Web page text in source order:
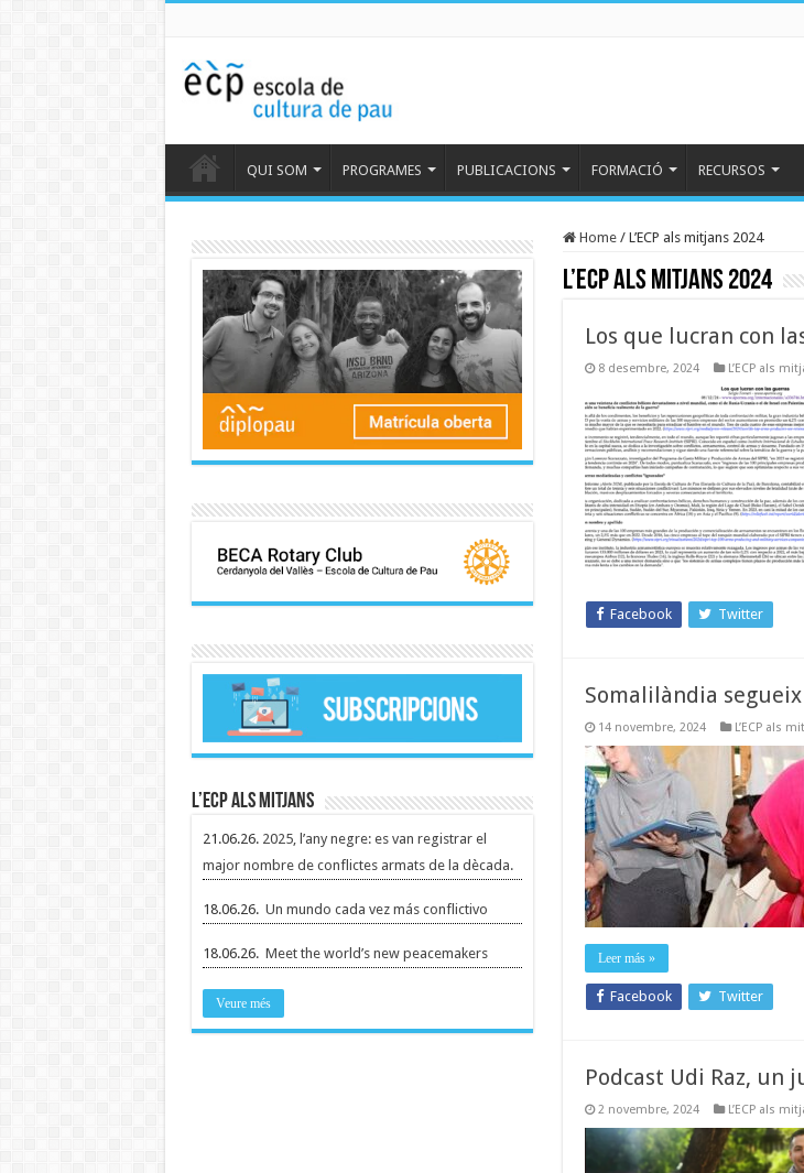
QUI SOM PROGRAMES PUBLICACIONS FORMACIÓ RECURSOS
Home / L’ECP als mitjans 2024
L’ECP als mitjans 2024
Los que lucran con
8 desembre, 2024 L’ECP als
Facebook Twitter
Somalilàndia
14 novembre, 2024 L’ECP als
Leer más »
Facebook Twitter
Podcast Udi Raz, un
2 novembre, 2024 L’ECP als
L’ECP als mitjans
21.06.26. 2025, l’any negre: es van registrar el
major nombre de conflictes armats de la dècada.
18.06.26. Un mundo cada vez más conflictivo
18.06.26. Meet the world’s new peacemakers
Veure més